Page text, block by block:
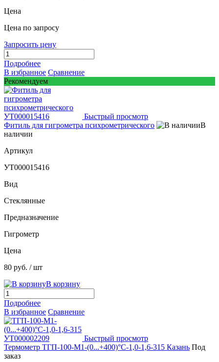
Цена
Цена по запросу
Запросить цену
Подробнее
В избранное Сравнение
Рекомендуем
Быстрый просмотр
Фитиль для гигрометра психрометрического
В
наличии
Артикул
УТ000015416
Вид
Стеклянные
Предназначение
Гигрометр
Цена
80 руб. / шт
В корзину
Подробнее
В избранное Сравнение
Быстрый просмотр
Термометр ТГП-100-М1-(0...+400)°С-1,0-1,6-315 Казань Под
заказ